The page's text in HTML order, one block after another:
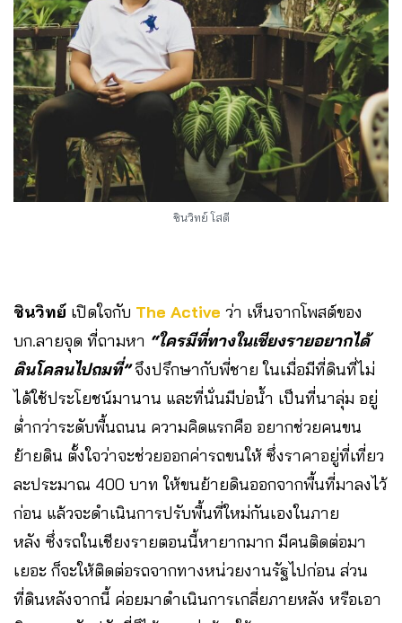
ชินวิทย์ โสดี
ชินวิทย์ เปิดใจกับ The Active ว่า เห็นจากโพสต์ของ
บก.ลายจุด ที่ถามหา “ใครมีที่ทางในเชียงรายอยากได้
ดินโคลนไปถมที่”จึงปรึกษากับพี่ชาย ในเมื่อมีที่ดินที่ไม่
ได้ใช้ประโยชน์มานาน และที่นั่นมีบ่อน้ำ เป็นที่นาลุ่ม อยู่
ต่ำกว่าระดับพื้นถนน ความคิดแรกคือ อยากช่วยคนขน
ย้ายดิน ตั้งใจว่าจะช่วยออกค่ารถขนให้ ซึ่งราคาอยู่ที่เที่ยว
ละประมาณ 400 บาท ให้ขนย้ายดินออกจากพื้นที่มาลงไว้
ก่อน แล้วจะดำเนินการปรับพื้นที่ใหม่กันเองในภาย
หลัง ซึ่งรถในเชียงรายตอนนี้หายากมาก มีคนติดต่อมา
เยอะ ก็จะให้ติดต่อรถจากทางหน่วยงานรัฐไปก่อน ส่วน
ที่ดินหลังจากนี้ ค่อยมาดำเนินการเกลี่ยภายหลัง หรือเอา